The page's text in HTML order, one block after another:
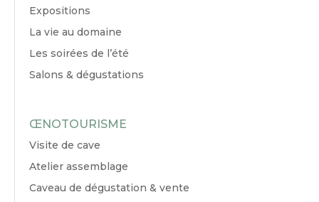
Expositions
La vie au domaine
Les soirées de l’été
Salons & dégustations
ŒNOTOURISME
Visite de cave
Atelier assemblage
Caveau de dégustation & vente